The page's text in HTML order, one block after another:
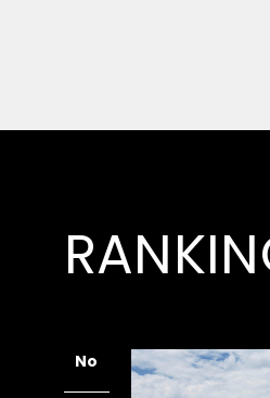
No